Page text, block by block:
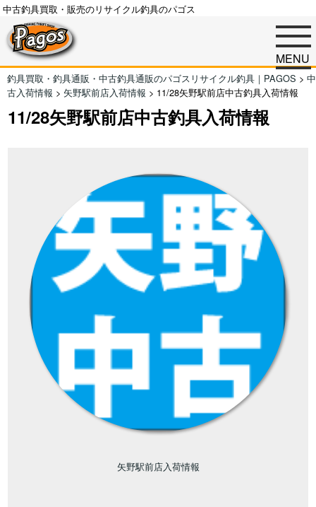
中古釣具買取・販売のリサイクル釣具のパゴス
MENU
釣具買取・釣具通販・中古釣具通販のパゴスリサイクル釣具｜PAGOS > 中
古入荷情報 > 矢野駅前店入荷情報 > 11/28矢野駅前店中古釣具入荷情報
11/28矢野駅前店中古釣具入荷情報
矢野駅前店入荷情報